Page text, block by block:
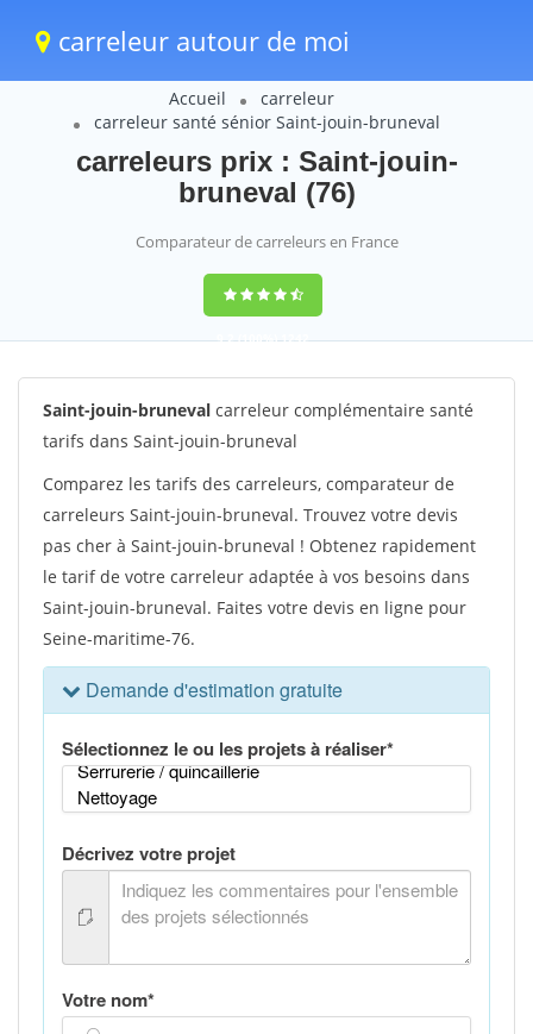
carreleur autour de moi
Accueil
carreleur
carreleur santé sénior Saint-jouin-bruneval
carreleurs prix : Saint-jouin-
bruneval (76)
Comparateur de carreleurs en France
9,2(100%)1242
votes
Saint-jouin-bruneval carreleur complémentaire santé
tarifs dans Saint-jouin-bruneval
Comparez les tarifs des carreleurs, comparateur de
carreleurs Saint-jouin-bruneval. Trouvez votre devis
pas cher à Saint-jouin-bruneval ! Obtenez rapidement
le tarif de votre carreleur adaptée à vos besoins dans
Saint-jouin-bruneval. Faites votre devis en ligne pour
Seine-maritime-76.